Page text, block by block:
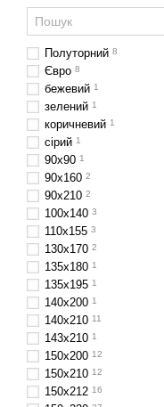
Полуторний 8
Євро 8
бежевий 1
зелений 1
коричневий 1
сірий 1
90x90 1
90x160 2
90х210 2
100x140 3
110х155 3
130x170 2
135x180 1
135x195 1
140x200 1
140x210 11
143x210 1
150x200 12
150x210 12
150х212 16